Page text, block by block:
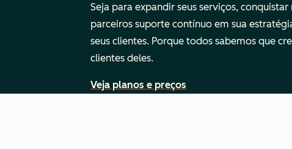
Seja para expandir seus serviços,
parceiros suporte contínuo em sua
seus clientes. Porque todos sabemos que
clientes deles.
Veja planos e preços